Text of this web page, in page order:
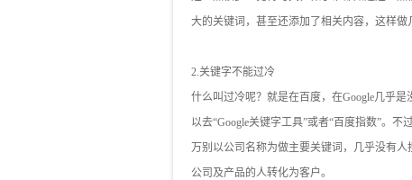
大的关键词，甚至还添加了相关内容，这样做
2.关键字不能过冷
什么叫过冷呢？就是在百度，在Google几乎
以去“Google关键字工具”或者“百度指数”。
万别以公司名称为做主要关键词，几乎没有
公司及产品的人转化为客户。